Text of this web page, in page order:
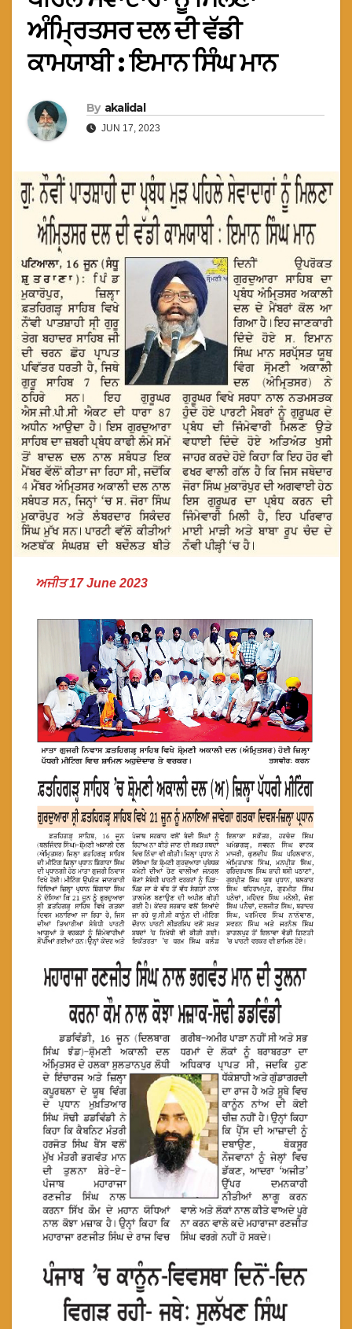
ਅੰਮ੍ਰਿਤਸਰ ਦਲ ਦੀ ਵੱਡੀ
ਕਾਮਯਾਬੀ : ਇਮਾਨ ਸਿੰਘ ਮਾਨ
By akalidal
JUN 17, 2023
ਅਜੀਤ 17 June 2023